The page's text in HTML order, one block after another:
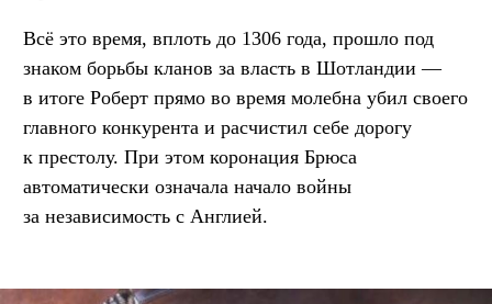
Всё это время, вплоть до 1306 года, прошло под
знаком борьбы кланов за власть в Шотландии —
в итоге Роберт прямо во время молебна убил своего
главного конкурента и расчистил себе дорогу
к престолу. При этом коронация Брюса
автоматически означала начало войны
за независимость с Англией.